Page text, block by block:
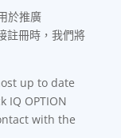
於推廣
註冊時，我們將
up to date
IQ OPTION
with the